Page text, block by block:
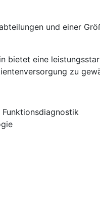
und einer
bietet eine
zu